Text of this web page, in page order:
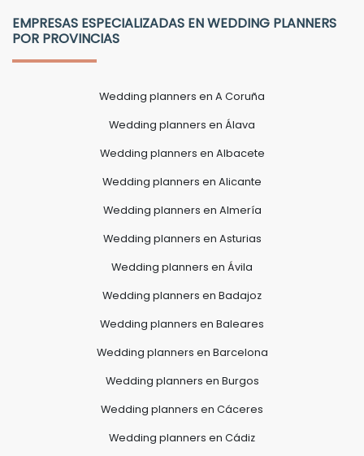
EMPRESAS ESPECIALIZADAS EN WEDDING PLANNERS
POR PROVINCIAS
Wedding planners en A Coruña
Wedding planners en Álava
Wedding planners en Albacete
Wedding planners en Alicante
Wedding planners en Almería
Wedding planners en Asturias
Wedding planners en Ávila
Wedding planners en Badajoz
Wedding planners en Baleares
Wedding planners en Barcelona
Wedding planners en Burgos
Wedding planners en Cáceres
Wedding planners en Cádiz